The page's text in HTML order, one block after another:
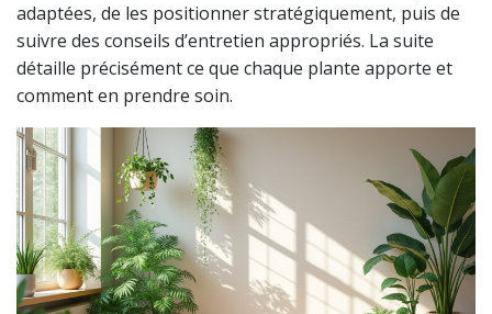
adaptées, de les positionner stratégiquement, puis de
suivre des conseils d’entretien appropriés. La suite
détaille précisément ce que chaque plante apporte et
comment en prendre soin.